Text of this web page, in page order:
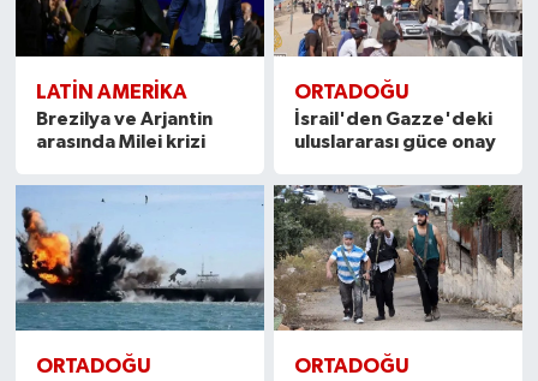
LATIN AMERIKA
Brezilya ve Arjantin
arasında Milei krizi
ORTADOĞU
İsrail'den Gazze'deki
uluslararası güce onay
ORTADOĞU ORTADOĞU